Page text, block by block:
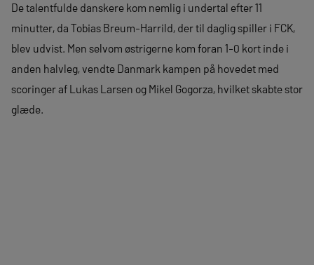
De talentfulde danskere kom nemlig i undertal efter 11
minutter, da Tobias Breum-Harrild, der til daglig spiller i FCK,
blev udvist. Men selvom østrigerne kom foran 1-0 kort inde i
anden halvleg, vendte Danmark kampen på hovedet med
scoringer af Lukas Larsen og Mikel Gogorza, hvilket skabte stor
glæde.